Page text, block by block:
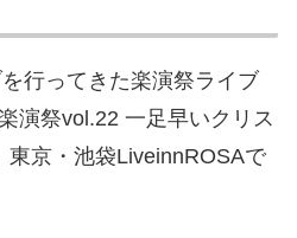
行ってきた楽演祭ライブ
演祭vol.22 一足早いクリス
東京・池袋LiveinnROSAで